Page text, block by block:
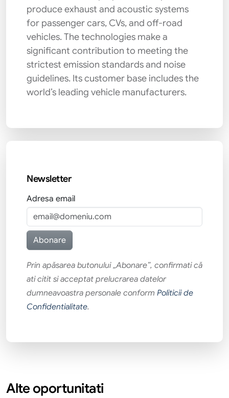
produce exhaust and acoustic systems
for passenger cars, CVs, and off-road
vehicles. The technologies make a
significant contribution to meeting the
strictest emission standards and noise
guidelines. Its customer base includes the
world’s leading vehicle manufacturers.
Newsletter
Adresa email
Prin apăsarea butonului „Abonare”, confirmati că
ati citit si acceptat prelucrarea datelor
dumneavoastra personale conform Politicii de
Confidentialitate.
Alte oportunitati